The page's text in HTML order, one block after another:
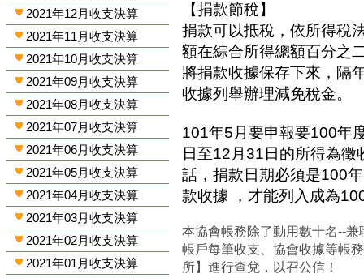
2021年12月收支決算
2021年11月收支決算
2021年10月收支決算
2021年09月收支決算
2021年08月收支決算
2021年07月收支決算
2021年06月收支決算
2021年05月收支決算
2021年04月收支決算
2021年03月收支決算
2021年02月收支決算
2021年01月收支決算
【捐款節稅】
捐款可以抵稅，依所得稅
額在綜合所得總額百分之
將捐款收據保存下來，隔
收據列舉辦理減免稅金。
101年5月要申報要100年
日至12月31日的所得為
話，捐款日期必須是100
款收據 ，才能列入成為
本協會帳務除了動用數十名--
帳戶每筆收支、協會收據等帳
所】進行查兌，以召公信！